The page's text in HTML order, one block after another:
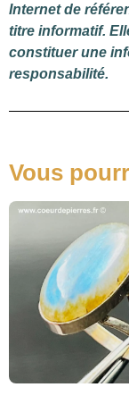
Internet de
titre informatif.
constituer une
responsabilité.
Vous